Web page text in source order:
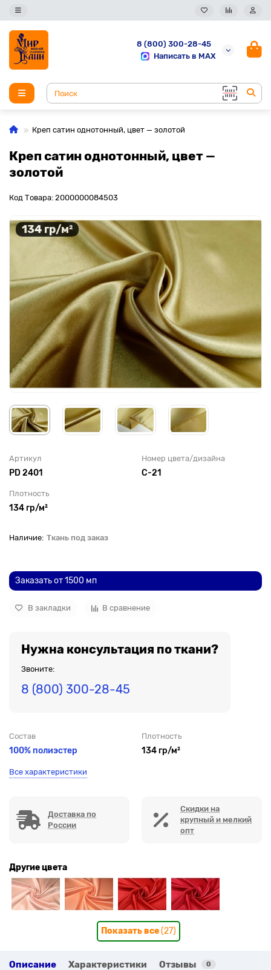
8 (800) 300-28-45
Написать в MAX
Креп сатин однотонный, цвет — золотой
Креп сатин однотонный, цвет —
золотой
Код Товара: 2000000084503
134 гр/м²
Артикул
PD 2401
Номер цвета/дизайна
C-21
Плотность
134 гр/м²
Ткань под заказ
Заказать от 1500 мп
В закладки В сравнение
Нужна консультация по ткани?
Звоните:
8 (800) 300-28-45
Состав
100% полиэстер
Плотность
134 гр/м²
Все характеристики
Доставка по
России
Скидки на
крупный и мелкий
опт
Другие цвета
Показать все(27)
Описание Характеристики Отзывы 0